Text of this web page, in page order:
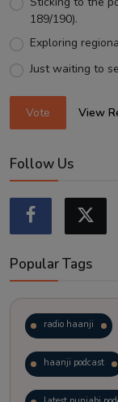
189/190).
Exploring
Just waiting to
Vote View
Follow Us
Popular Tags
radio haanji
haanji podcast